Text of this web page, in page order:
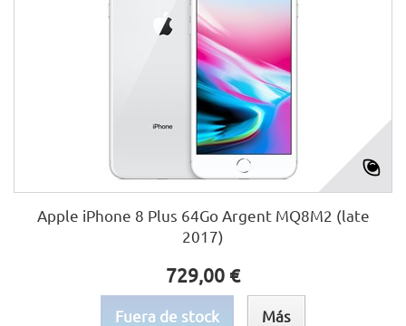
Apple iPhone 8 Plus 64Go Argent MQ8M2 (late
2017)
729,00 €
Fuera de stock Más